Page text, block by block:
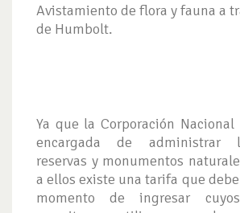
Avistamiento de flora y fauna a
de Humbolt.
Ya que la Corporación
encargada de administrar
reservas y monumentos
a ellos existe una tarifa que
momento de ingresar